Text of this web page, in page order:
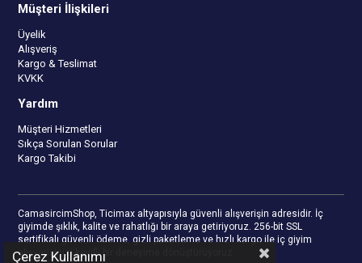
Müşteri İlişkileri
Üyelik
Alışveriş
Kargo & Teslimat
KVKK
Yardım
Müşteri Hizmetleri
Sıkça Sorulan Sorular
Kargo Takibi
CamasircimShop, Ticimax altyapısıyla güvenli alışverişin adresidir. İç
giyimde şıklık, kalite ve rahatlığı bir araya getiriyoruz. 256-bit SSL
sertifikalı güvenli ödeme, gizli paketleme ve hızlı kargo ile iç giyim
alışverişinizi keyifli bir deneyime dönüştürüyoruz.
Çerez Kullanımı